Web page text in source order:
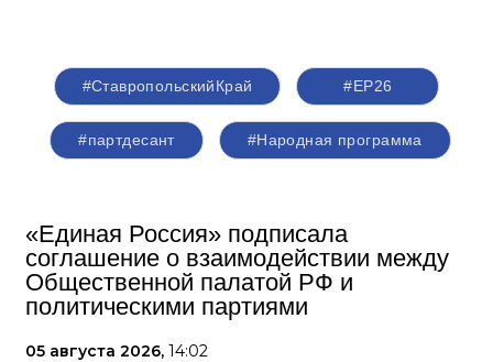
#СтавропольскийКрай #ЕР26
#партдесант #Народная программа
«Единая Россия» подписала
соглашение о взаимодействии между
Общественной палатой РФ и
политическими партиями
05 августа 2026, 14:02